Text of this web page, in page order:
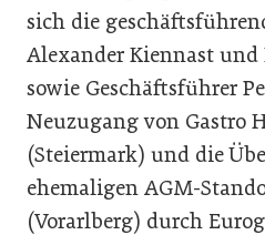
sich die
Alexander Kiennast und
sowie Geschäftsführer
Neuzugang von Gastro
(Steiermark) und die
ehemaligen AGM-
(Vorarlberg) durch